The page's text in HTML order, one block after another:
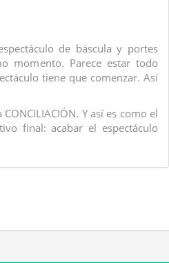
de báscula y portes
momento. Parece estar todo
tiene que comenzar. Así
Y así es como el
final: acabar el espectáculo